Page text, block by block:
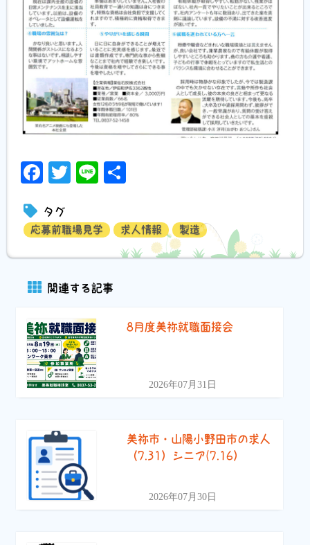
Facebook
Twitter
Line
タグ
応募前職場見学 求人情報 製造
関連する記事
8月度美祢就職面接会
2026年07月31日
美祢市・山陽小野田市の求人
（7.31）シニア(7.16）
2026年07月30日